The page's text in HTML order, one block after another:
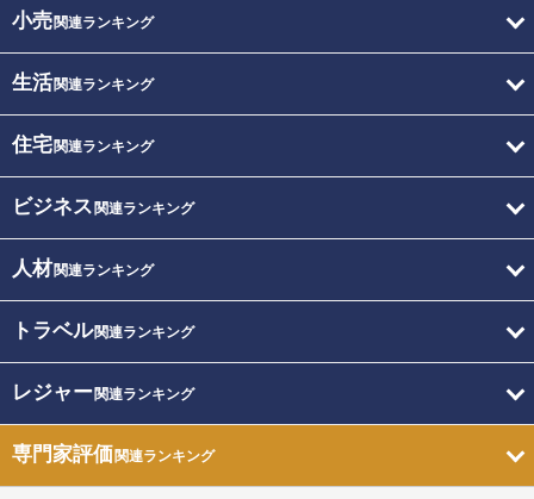
小売関連ランキング
生活関連ランキング
住宅関連ランキング
ビジネス 関連ランキング
人材関連ランキング
トラベル関連ランキング
レジャー関連ランキング
専門家評価関連ランキング